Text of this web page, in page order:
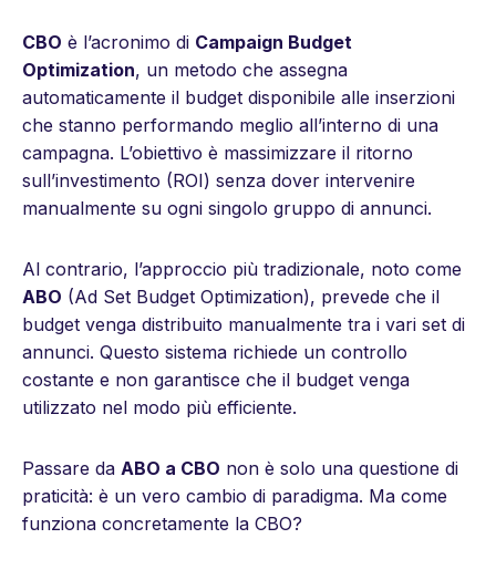
CBO è l’acronimo di Campaign Budget
Optimization, un metodo che assegna
automaticamente il budget disponibile alle inserzioni
che stanno performando meglio all’interno di una
campagna. L’obiettivo è massimizzare il ritorno
sull’investimento (ROI) senza dover intervenire
manualmente su ogni singolo gruppo di annunci.
Al contrario, l’approccio più tradizionale, noto come
ABO (Ad Set Budget Optimization), prevede che il
budget venga distribuito manualmente tra i vari set di
annunci. Questo sistema richiede un controllo
costante e non garantisce che il budget venga
utilizzato nel modo più efficiente.
Passare da ABO a CBO non è solo una questione di
praticità: è un vero cambio di paradigma. Ma come
funziona concretamente la CBO?